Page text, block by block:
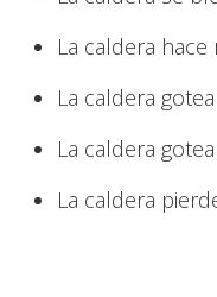
La caldera hace
La caldera
La caldera gotea
La caldera